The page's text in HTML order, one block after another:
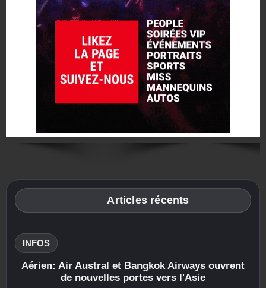
_____Articles récents
INFOS
Aérien: Air Austral et Bangkok Airways ouvrent
de nouvelles portes vers l'Asie